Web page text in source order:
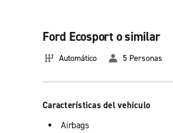
Ford Ecosport o similar
Automático 5 Personas
Características del vehículo
Airbags